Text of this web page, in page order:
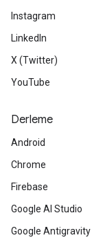
Instagram
LinkedIn
X (Twitter)
YouTube
Derleme
Android
Chrome
Firebase
Google AI Studio
Google Antigravity